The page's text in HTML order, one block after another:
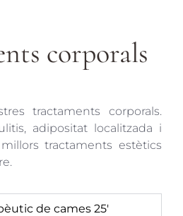
corporals
tractaments corporals.
adipositat localitzada i
tractaments estètics
de cames 25'